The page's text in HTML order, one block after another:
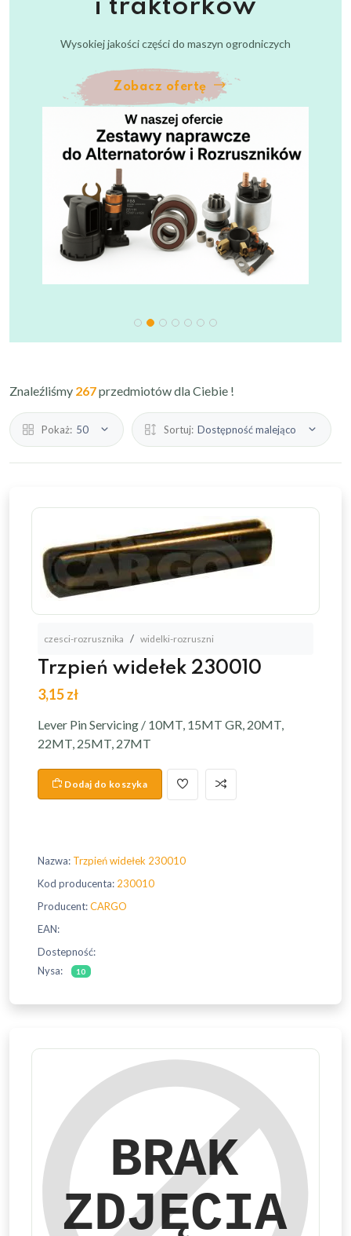
tylko
Dobierz część w 30
sekund
i traktorków
Wysokiej jakości części do maszyn ogrodniczych
Zobacz ofertę
Znaleźliśmy 267przedmiotów dla Ciebie !
Pokaż: 50 Sortuj: Dostępność malejąco
czesci-rozrusznika widelki-rozruszni
Trzpień widełek 230010
3,15 zł
Lever Pin Servicing / 10MT, 15MT GR, 20MT,
22MT, 25MT, 27MT
Dodaj do koszyka
Nazwa: Trzpień widełek 230010
Kod producenta: 230010
Producent:CARGO
EAN:
Dostepność:
Nysa:
10